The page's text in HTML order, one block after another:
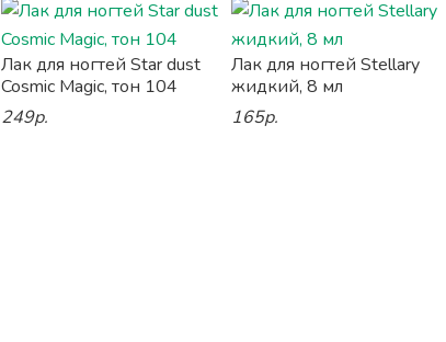
Лак для ногтей Star dust
Cosmic Magic, тон 104
249р.
Лак для ногтей Stellary
жидкий, 8 мл
165р.